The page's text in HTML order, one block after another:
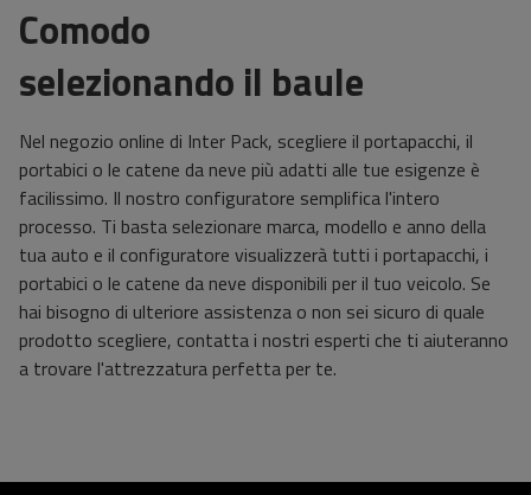
Comodo
selezionando il baule
Nel negozio online di Inter Pack, scegliere il portapacchi, il
portabici o le catene da neve più adatti alle tue esigenze è
facilissimo. Il nostro configuratore semplifica l'intero
processo. Ti basta selezionare marca, modello e anno della
tua auto e il configuratore visualizzerà tutti i portapacchi, i
portabici o le catene da neve disponibili per il tuo veicolo. Se
hai bisogno di ulteriore assistenza o non sei sicuro di quale
prodotto scegliere, contatta i nostri esperti che ti aiuteranno
a trovare l'attrezzatura perfetta per te.